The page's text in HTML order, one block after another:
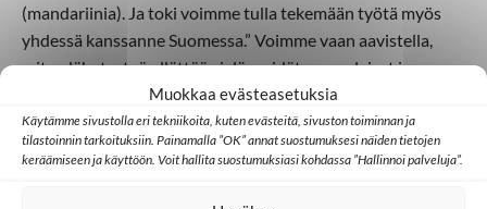
Muokkaa evästeasetuksia
Käytämme sivustolla eri tekniikoita, kuten evästeitä, sivuston toiminnan ja
tilastoinnin tarkoituksiin. Painamalla ”OK” annat suostumuksesi näiden tietojen
keräämiseen ja käyttöön. Voit hallita suostumuksiasi kohdassa ”Hallinnoi palveluja”.
(mandariinia). Ja toki voimme tulla tekemään työtä myös
yhdessä kanssanne Suomessa.” Voimme vaan aavistella,
miten lähetystyö yllättää vielä meidät suomalaiset ja
eurooppalaiset tulevaisuudessa!
Lue lisää Sansan Aasian työstä:https://sansa.fi/aasia/